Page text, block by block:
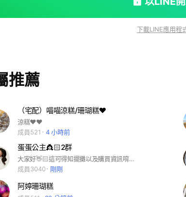
下載LINE應用程
推薦
（宅配）喵喵涼糕/珊瑚糕❤️
涼糕❤️❤️
成員521
4 小時前
蛋蛋公主👸🏻2群
大家好👋🏻這可得知擺攤以及購買資訊唷！❤️
成員3040
剛剛
阿婷珊瑚糕